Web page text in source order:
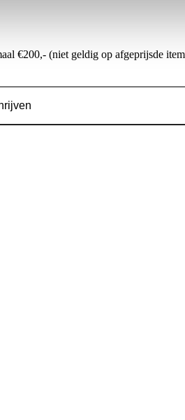
€200,- (niet geldig op afgeprijsde